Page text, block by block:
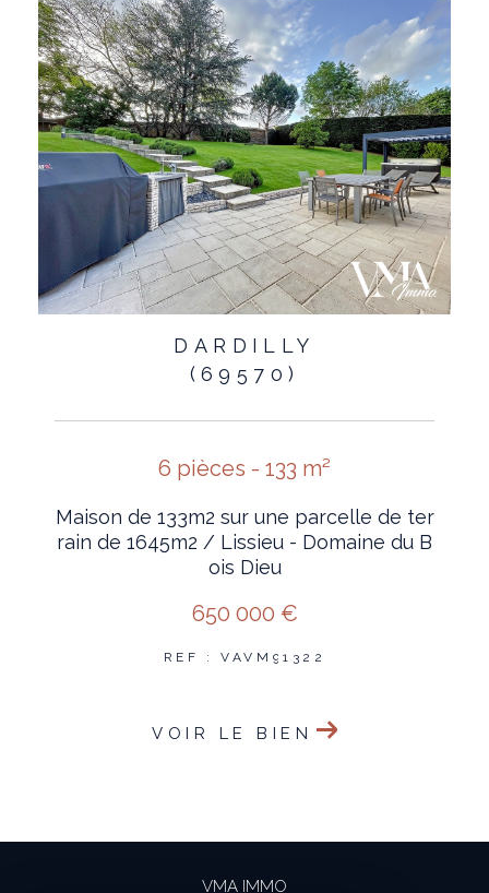
DARDILLY
(69570)
6 pièces - 133 m²
Maison de 133m2 sur une parcelle de ter
rain de 1645m2 / Lissieu - Domaine du B
ois Dieu
650 000 €
REF : VAVM91322
VOIR LE BIEN
VMA IMMO